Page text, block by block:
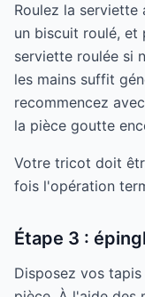
Roulez la
un biscuit roulé, et
serviette roulée si
les mains suffit
recommencez
la pièce goutte
Votre tricot doit
fois l'opération
Étape 3 :
Disposez vos